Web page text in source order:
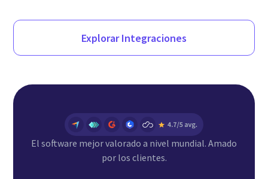
Explorar Integraciones
El software mejor valorado a nivel mundial. Amado
por los clientes.